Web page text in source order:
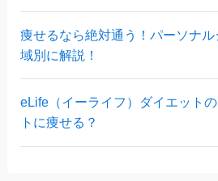
痩せるなら絶対通う！パーソナ
域別に解説！
eLife（イーライフ）ダイエット
トに痩せる？